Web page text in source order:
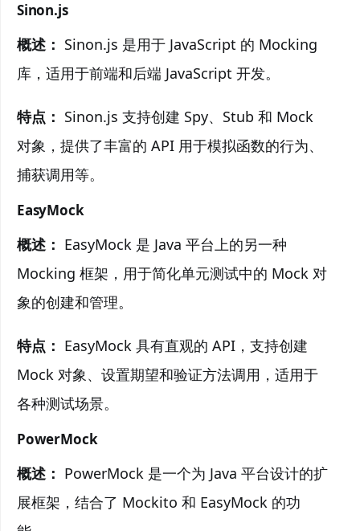
Sinon.js
概述： Sinon.js 是用于 JavaScript 的 Mocking
库，适用于前端和后端 JavaScript 开发。
特点： Sinon.js 支持创建 Spy、Stub 和 Mock
对象，提供了丰富的 API 用于模拟函数的行为、
捕获调用等。
EasyMock
概述： EasyMock 是 Java 平台上的另一种
Mocking 框架，用于简化单元测试中的 Mock 对
象的创建和管理。
特点： EasyMock 具有直观的 API，支持创建
Mock 对象、设置期望和验证方法调用，适用于
各种测试场景。
PowerMock
概述： PowerMock 是一个为 Java 平台设计的扩
展框架，结合了 Mockito 和 EasyMock 的功